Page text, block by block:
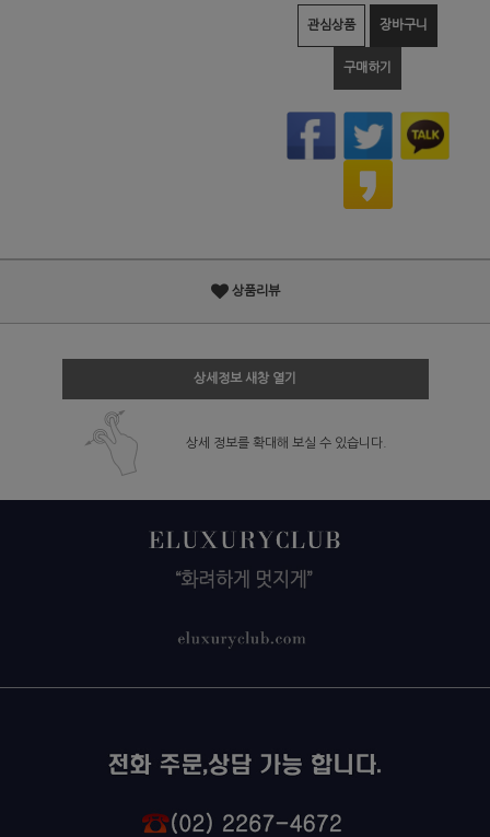
관심상품 장바구니
구매하기
상품리뷰
상세정보 새창 열기
상세 정보를 확대해 보실 수 있습니다.